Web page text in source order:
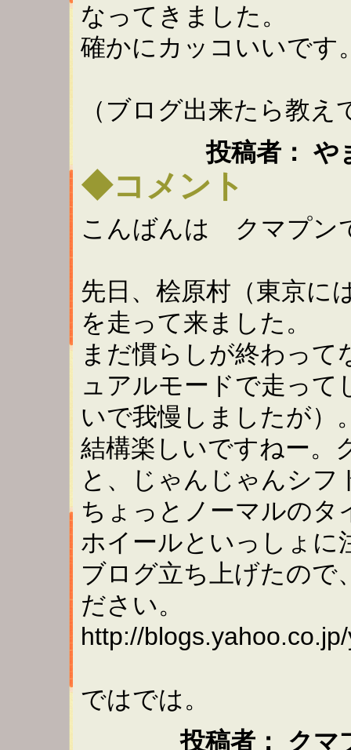
なってきました。
確かにカッコいいです
（ブログ出来たら教え
投稿者： や
◆コメント
こんばんは クマプン
先日、桧原村（東京に
を走って来ました。
まだ慣らしが終わっ
ュアルモードで走って
いで我慢しましたが）
結構楽しいですねー。
と、じゃんじゃんシフ
ちょっとノーマルのタ
ホイールといっしょに
ブログ立ち上げたので
ださい。
http://
ではでは。
投稿者： クマ